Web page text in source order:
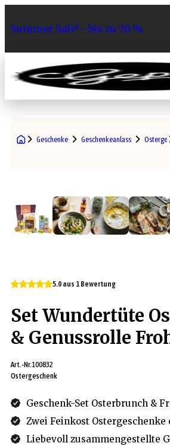
Summer Sale¹– bis zu 70 %
Geschenke Geschenkeanlass
5.0 aus 1 Bewertung
Set Wundertüte
& Genussrolle
Art.-Nr.100832
Ostergeschenk
Geschenk-Set Osterbrunch &
Zwei Feinkost Ostergeschenke
Liebevoll zusammengestellte